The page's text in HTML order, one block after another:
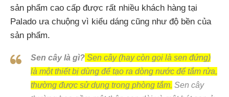
sản phẩm cao cấp được rất nhiều khách hàng tại
Palado ưa chuộng vì kiểu dáng cũng như độ bền của
sản phẩm.
Sen cây là gì? Sen cây (hay còn gọi là sen đứng)
là một thiết bị dùng để tạo ra dòng nước để tắm rửa,
thường được sử dụng trong phòng tắm. Sen cây